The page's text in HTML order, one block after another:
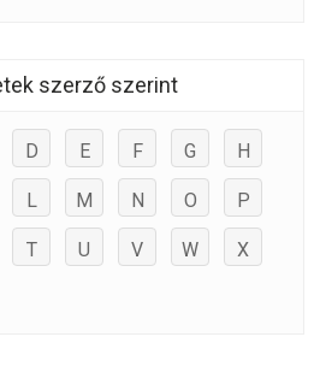
szerző szerint
D E F G H
L M N O P
T U V W X